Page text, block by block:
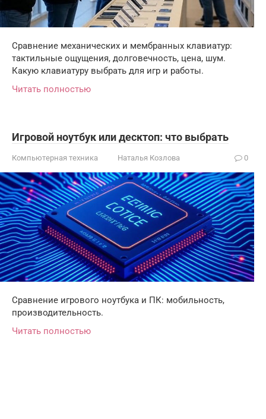
Сравнение механических и мембранных клавиатур:
тактильные ощущения, долговечность, цена, шум.
Какую клавиатуру выбрать для игр и работы.
Читать полностью
Игровой ноутбук или десктоп: что выбрать
Компьютерная техника Наталья Козлова 0
Сравнение игрового ноутбука и ПК: мобильность,
производительность.
Читать полностью